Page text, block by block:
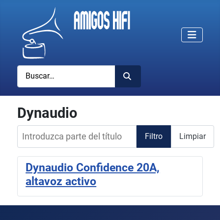
Buscar
Dynaudio
Introduzca parte del título
Filtro Limpiar
Dynaudio Confidence 20A,
altavoz activo